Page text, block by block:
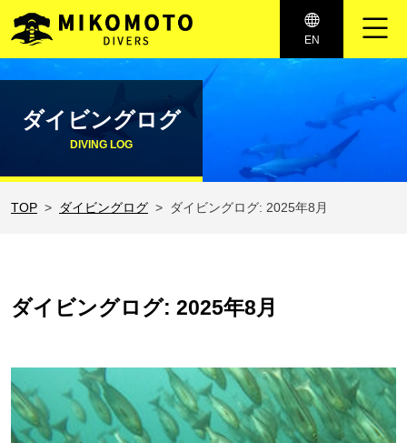
コンテンツへスキップ
メインナビゲーション EN
ダイビングログ
DIVING LOG
TOP ダイビングログ ダイビングログ: 2025年8月
ダイビングログ: 2025年8月